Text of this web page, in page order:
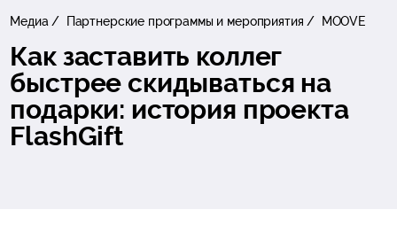
Медиа Партнерские программы и мероприятия MOOVE
Как заставить коллег
быстрее скидываться на
подарки: история проекта
FlashGift